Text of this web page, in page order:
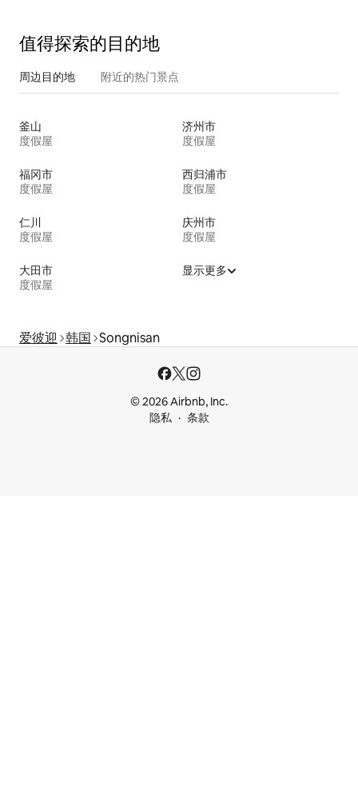
值得探索的目的地
周边目的地 附近的热门景点
釜山
度假屋
济州市
度假屋
福冈市
度假屋
西归浦市
度假屋
仁川
度假屋
庆州市
度假屋
大田市
度假屋
显示更多
爱彼迎 韩国 Songnisan
© 2026 Airbnb, Inc.
隐私
条款